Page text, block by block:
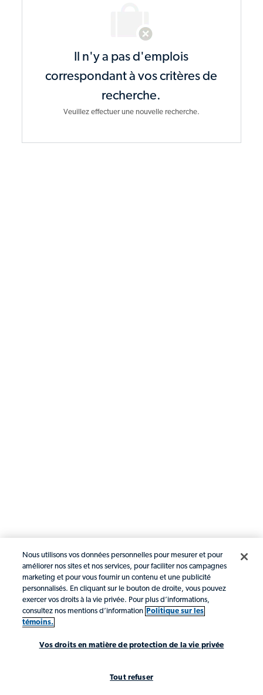
Il n'y a pas d'emplois
correspondant à vos critères de
recherche.
Veuillez effectuer une nouvelle recherche.
Nous utilisons vos données personnelles pour mesurer et pour
améliorer nos sites et nos services, pour faciliter nos campagnes
marketing et pour vous fournir un contenu et une publicité
personnalisés. En cliquant sur le bouton de droite, vous pouvez
exercer vos droits à la vie privée. Pour plus d’informations,
consultez nos mentions d’information
Politique sur les
témoins.
Vos droits en matière de protection de la vie privée
Tout refuser